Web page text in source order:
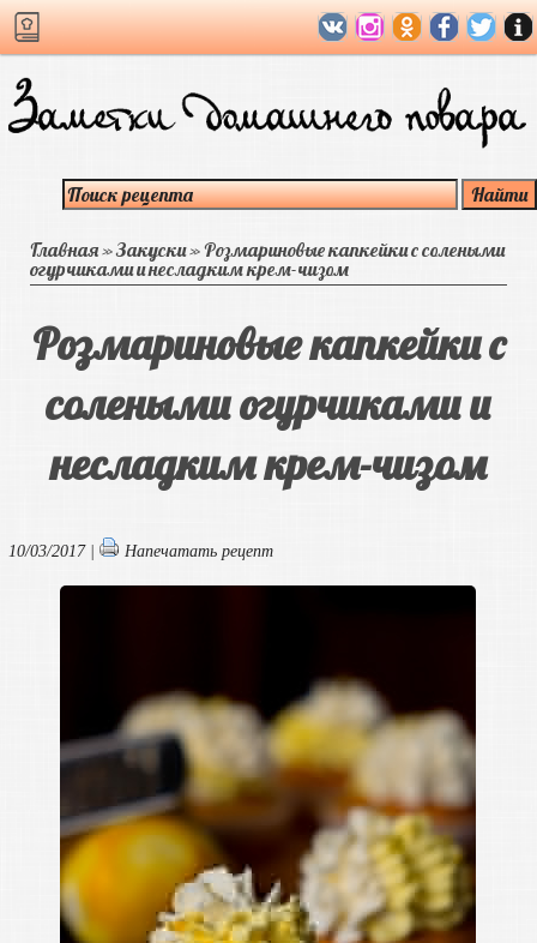
Главная»Закуски»Розмариновые капкейки с солеными
огурчиками и несладким крем-чизом
Розмариновые капкейки с
солеными огурчиками и
несладким крем-чизом
10/03/2017 | Напечатать рецепт